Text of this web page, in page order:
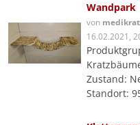
Wandpark
von
16.02.2021,
Zustand:
Standort: